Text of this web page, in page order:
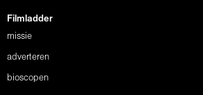
Filmladder
missie
adverteren
bioscopen